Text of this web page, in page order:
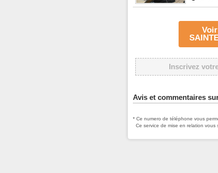
Inscrivez
Avis et commentaires
* Ce numero de téléphone vous
Ce service de mise en relation